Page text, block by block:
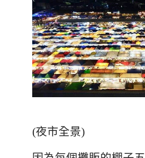
(夜市全景)